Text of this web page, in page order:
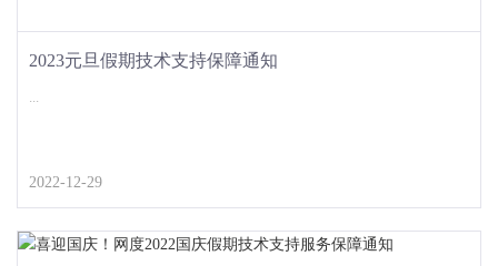
2023元旦假期技术支持保障通知
...
2022-12-29